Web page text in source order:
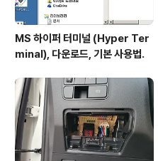
MS 하이퍼 터미널 (Hyper Ter
minal), 다운로드, 기본 사용법.